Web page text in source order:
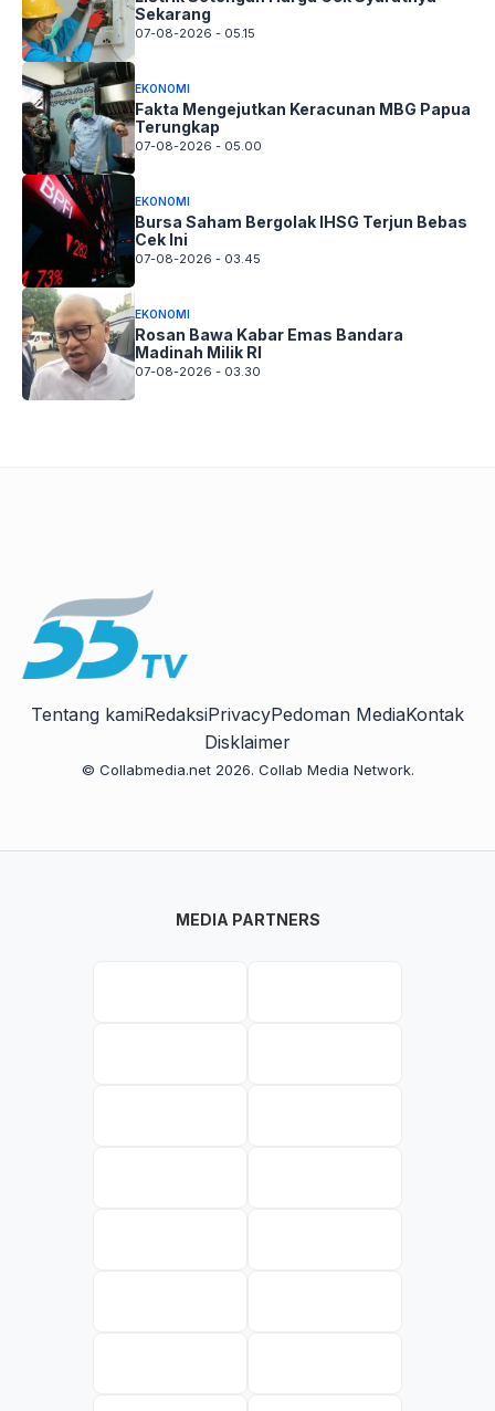
Sekarang
07-08-2026 - 05.15
EKONOMI
Fakta Mengejutkan Keracunan MBG Papua
Terungkap
07-08-2026 - 05.00
EKONOMI
Bursa Saham Bergolak IHSG Terjun Bebas
Cek Ini
07-08-2026 - 03.45
EKONOMI
Rosan Bawa Kabar Emas Bandara
Madinah Milik RI
07-08-2026 - 03.30
Tentang kamiRedaksiPrivacyPedoman MediaKontak
Disklaimer
© Collabmedia.net 2026. Collab Media Network.
MEDIA PARTNERS